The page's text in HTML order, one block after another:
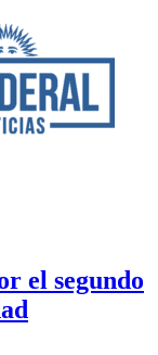
el segundo